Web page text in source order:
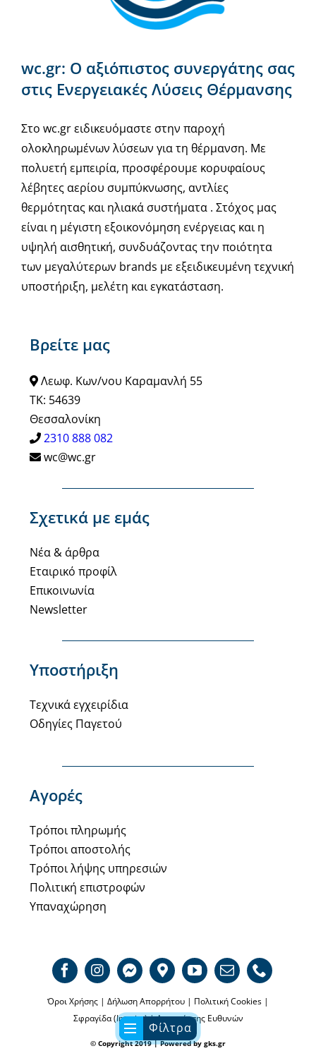
Φίλτρα
Βρείτε μας
Λεωφ. Κων/νου Καραμανλή 55
ΤΚ: 54639
Θεσσαλονίκη
2310 888 082
wc@wc.gr
Σχετικά με εμάς
Νέα & άρθρα
Εταιρικό προφίλ
Επικοινωνία
Newsletter
Υποστήριξη
Τεχνικά εγχειρίδια
Οδηγίες Παγετού
Αγορές
Τρόποι πληρωμής
Τρόποι αποστολής
Τρόποι λήψης υπηρεσιών
Πολιτική επιστροφών
Υπαναχώρηση
wc.gr: Ο αξιόπιστος συνεργάτης σας
στις Ενεργειακές Λύσεις Θέρμανσης
Στο wc.gr ειδικευόμαστε στην παροχή
ολοκληρωμένων λύσεων για τη θέρμανση. Με
πολυετή εμπειρία, προσφέρουμε κορυφαίους
λέβητες αερίου συμπύκνωσης, αντλίες
θερμότητας και ηλιακά συστήματα . Στόχος μας
είναι η μέγιστη εξοικονόμηση ενέργειας και η
υψηλή αισθητική, συνδυάζοντας την ποιότητα
των μεγαλύτερων brands με εξειδικευμένη τεχνική
υποστήριξη, μελέτη και εγκατάσταση.
Όροι Χρήσης | Δήλωση Απορρήτου | Πολιτική Cookies |
Σφραγίδα (Imprint)|Αποποίησης Ευθυνών
© Copyright 2019 | Powered by gks.gr